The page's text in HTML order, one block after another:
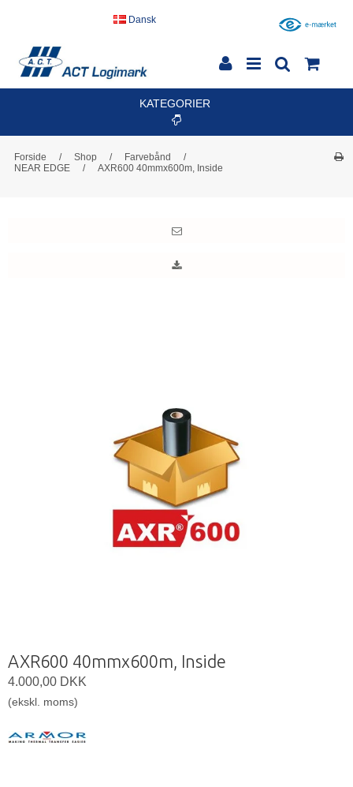
Dansk
KATEGORIER
Forside / Shop / Farvebånd
/
NEAR EDGE
/ AXR600 40mmx600m, Inside
AXR600 40mmx600m, Inside
4.000,00 DKK
(ekskl. moms)